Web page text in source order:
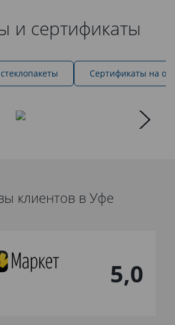
и сертификаты
Сертификаты на
клиентов в Уфе
5,0